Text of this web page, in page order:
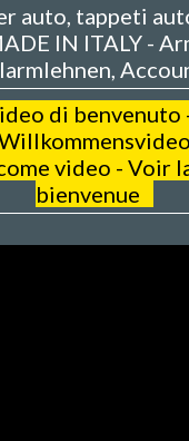
auto, tappeti
IN ITALY -
di benvenuto
video - Voir
bienvenue